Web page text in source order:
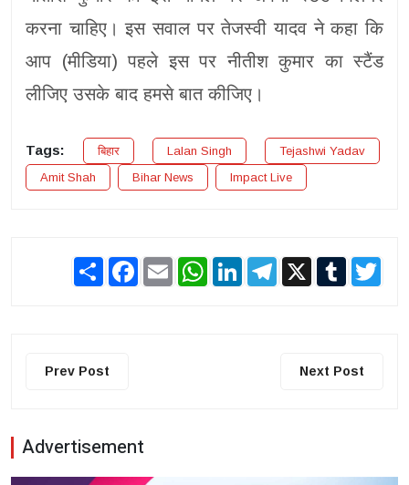
करना चाहिए। इस सवाल पर तेजस्वी यादव ने कहा कि
आप (मीडिया) पहले इस पर नीतीश कुमार का स्टैंड
लीजिए उसके बाद हमसे बात कीजिए।
Tags: बिहार Lalan Singh
Tejashwi Yadav
Amit Shah
Bihar News Impact Live
Share Facebook
Email WhatsAppLinkedInTelegram
X Tumblr
Prev Post Next Post
Advertisement